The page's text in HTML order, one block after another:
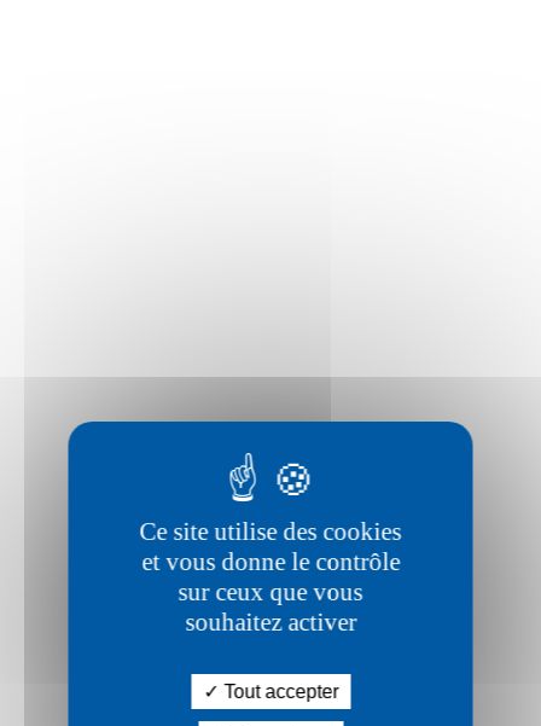
Ce site utilise des cookies
et vous donne le contrôle
sur ceux que vous
souhaitez activer
Tout accepter
DEDUCTION FISCALE
à hauteur de 66% de l’impôt sur le revenu